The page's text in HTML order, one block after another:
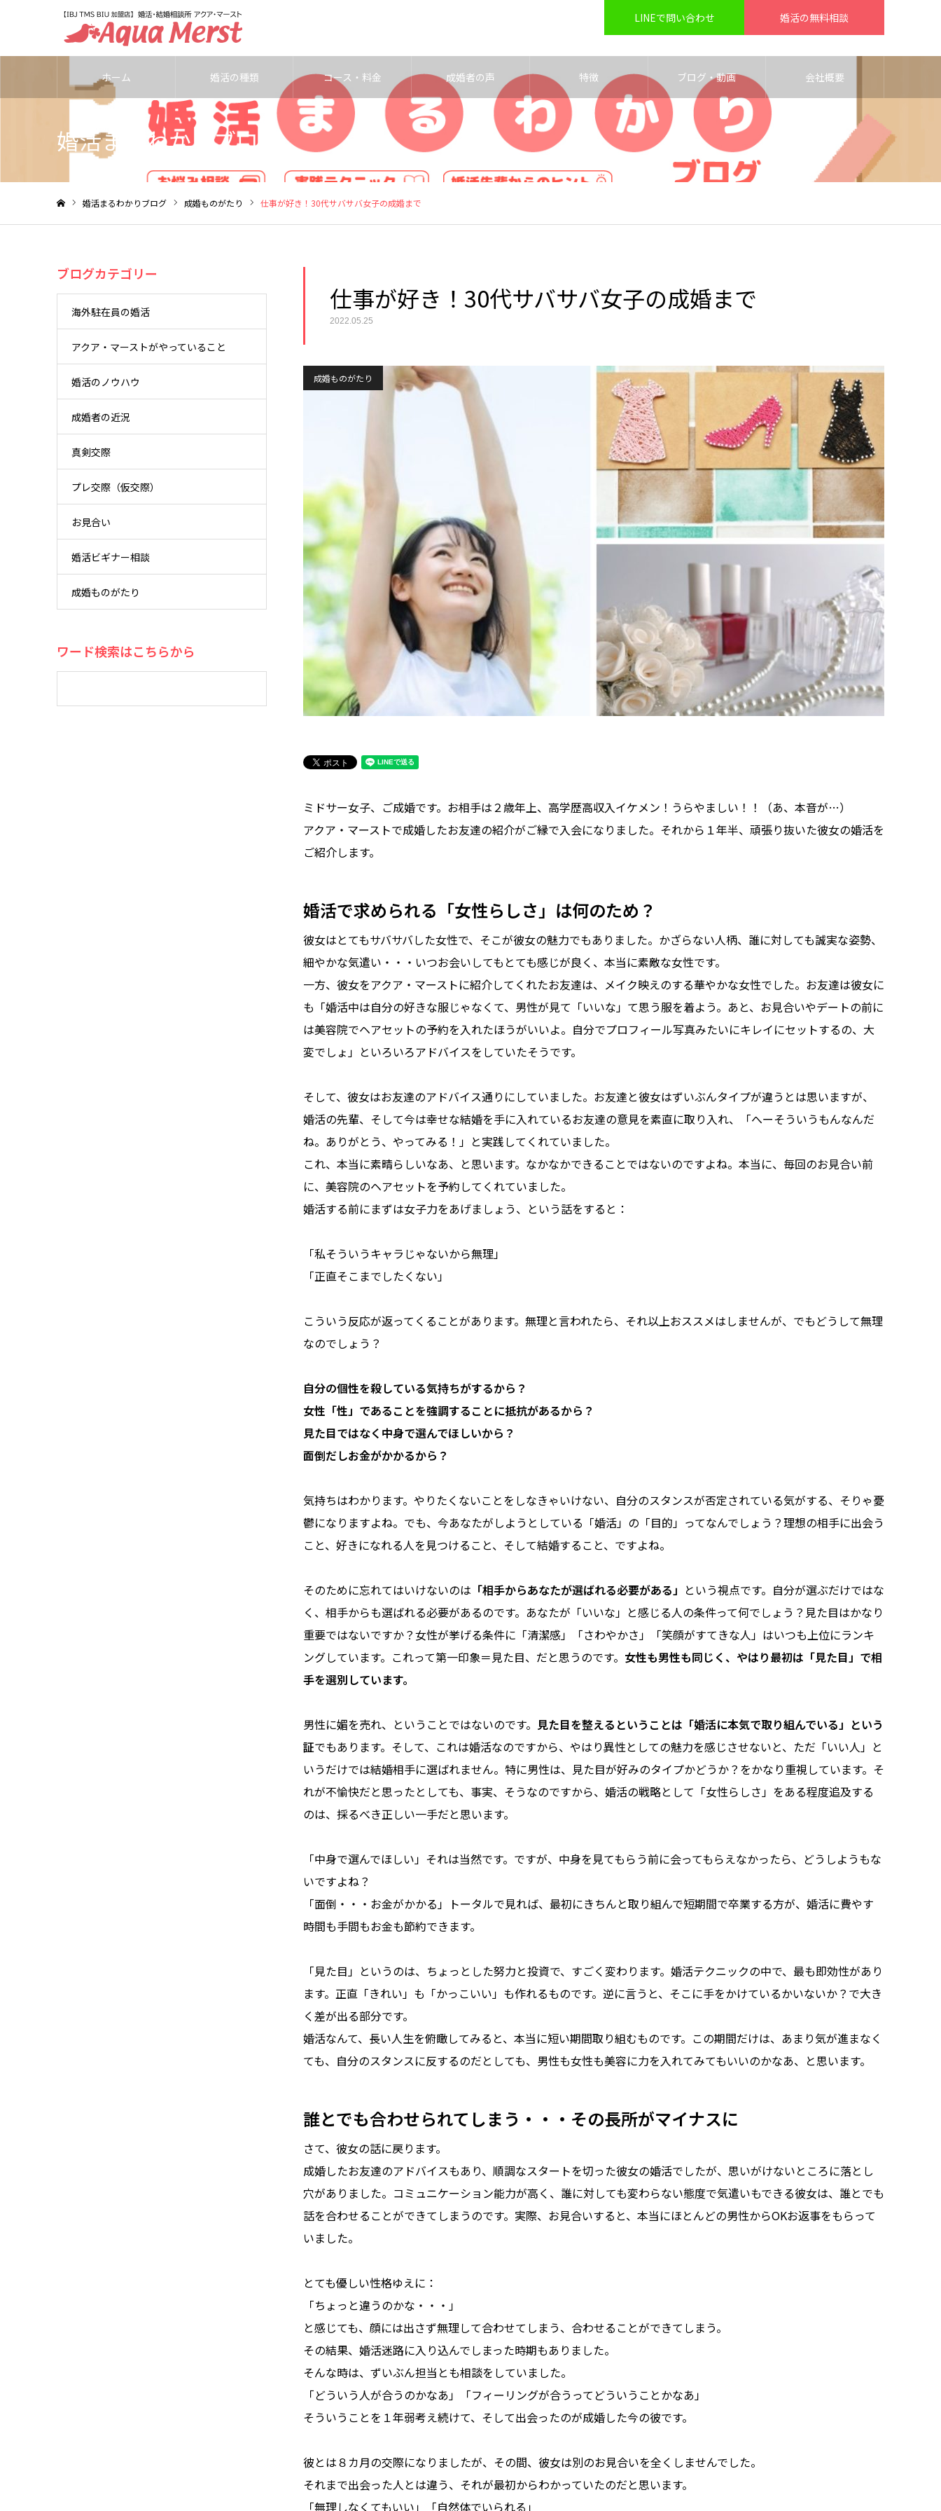
LINEで問い合わせ 婚活の無料相談
ホーム 婚活の種類 コース・料金 成婚者の声 特徴 ブログ・動画 会社概要
婚活まるわかりブログ
婚活まるわかりブログ 成婚ものがたり 仕事が好き！30代サバサバ女子の成婚まで
仕事が好き！30代サバサバ女子の成婚まで
2022.05.25
成婚ものがたり
ミドサー女子、ご成婚です。お相手は２歳年上、高学歴高収入イケメン！うらやましい！！（あ、本音が…）
アクア・マーストで成婚したお友達の紹介がご縁で入会になりました。それから１年半、頑張り抜いた彼女の婚活を
ご紹介します。
婚活で求められる「女性らしさ」は何のため？
彼女はとてもサバサバした女性で、そこが彼女の魅力でもありました。かざらない人柄、誰に対しても誠実な姿勢、
細やかな気遣い・・・いつお会いしてもとても感じが良く、本当に素敵な女性です。
一方、彼女をアクア・マーストに紹介してくれたお友達は、メイク映えのする華やかな女性でした。お友達は彼女に
も「婚活中は自分の好きな服じゃなくて、男性が見て「いいな」て思う服を着よう。あと、お見合いやデートの前に
は美容院でヘアセットの予約を入れたほうがいいよ。自分でプロフィール写真みたいにキレイにセットするの、大
変でしょ」といろいろアドバイスをしていたそうです。
そして、彼女はお友達のアドバイス通りにしていました。お友達と彼女はずいぶんタイプが違うとは思いますが、
婚活の先輩、そして今は幸せな結婚を手に入れているお友達の意見を素直に取り入れ、「へーそういうもんなんだ
ね。ありがとう、やってみる！」と実践してくれていました。
これ、本当に素晴らしいなあ、と思います。なかなかできることではないのですよね。本当に、毎回のお見合い前
に、美容院のヘアセットを予約してくれていました。
婚活する前にまずは女子力をあげましょう、という話をすると：
「私そういうキャラじゃないから無理」
「正直そこまでしたくない」
こういう反応が返ってくることがあります。無理と言われたら、それ以上おススメはしませんが、でもどうして無理
なのでしょう？
自分の個性を殺している気持ちがするから？
女性「性」であることを強調することに抵抗があるから？
見た目ではなく中身で選んでほしいから？
面倒だしお金がかかるから？
気持ちはわかります。やりたくないことをしなきゃいけない、自分のスタンスが否定されている気がする、そりゃ憂
鬱になりますよね。でも、今あなたがしようとしている「婚活」の「目的」ってなんでしょう？理想の相手に出会う
こと、好きになれる人を見つけること、そして結婚すること、ですよね。
そのために忘れてはいけないのは 「相手からあなたが選ばれる必要がある」 という視点です。自分が選ぶだけではな
く、相手からも選ばれる必要があるのです。あなたが「いいな」と感じる人の条件って何でしょう？見た目はかなり
重要ではないですか？女性が挙げる条件に「清潔感」「さわやかさ」「笑顔がすてきな人」はいつも上位にランキ
ングしています。これって第一印象＝見た目、だと思うのです。 女性も男性も同じく、やはり最初は「見た目」で相
手を選別しています。
男性に媚を売れ、ということではないのです。 見た目を整えるということは「婚活に本気で取り組んでいる」という
証でもあります。そして、これは婚活なのですから、やはり異性としての魅力を感じさせないと、ただ「いい人」と
いうだけでは結婚相手に選ばれません。特に男性は、見た目が好みのタイプかどうか？をかなり重視しています。そ
れが不愉快だと思ったとしても、事実、そうなのですから、婚活の戦略として「女性らしさ」をある程度追及する
のは、採るべき正しい一手だと思います。
「中身で選んでほしい」それは当然です。ですが、中身を見てもらう前に会ってもらえなかったら、どうしようもな
いですよね？
「面倒・・・お金がかかる」トータルで見れば、最初にきちんと取り組んで短期間で卒業する方が、婚活に費やす
時間も手間もお金も節約できます。
「見た目」というのは、ちょっとした努力と投資で、すごく変わります。婚活テクニックの中で、最も即効性があり
ます。正直「きれい」も「かっこいい」も作れるものです。逆に言うと、そこに手をかけているかいないか？で大き
く差が出る部分です。
婚活なんて、長い人生を俯瞰してみると、本当に短い期間取り組むものです。この期間だけは、あまり気が進まなく
ても、自分のスタンスに反するのだとしても、男性も女性も美容に力を入れてみてもいいのかなあ、と思います。
誰とでも合わせられてしまう・・・その長所がマイナスに
さて、彼女の話に戻ります。
成婚したお友達のアドバイスもあり、順調なスタートを切った彼女の婚活でしたが、思いがけないところに落とし
穴がありました。コミュニケーション能力が高く、誰に対しても変わらない態度で気遣いもできる彼女は、誰とでも
話を合わせることができてしまうのです。実際、お見合いすると、本当にほとんどの男性からOKお返事をもらって
いました。
とても優しい性格ゆえに：
「ちょっと違うのかな・・・」
と感じても、顔には出さず無理して合わせてしまう、合わせることができてしまう。
その結果、婚活迷路に入り込んでしまった時期もありました。
そんな時は、ずいぶん担当とも相談をしていました。
「どういう人が合うのかなあ」「フィーリングが合うってどういうことかなあ」
そういうことを１年弱考え続けて、そして出会ったのが成婚した今の彼です。
彼とは８カ月の交際になりましたが、その間、彼女は別のお見合いを全くしませんでした。
それまで出会った人とは違う、それが最初からわかっていたのだと思います。
「無理しなくてもいい」「自然体でいられる」
ブログカテゴリー
海外駐在員の婚活
アクア・マーストがやっていること
婚活のノウハウ
成婚者の近況
真剣交際
プレ交際（仮交際）
お見合い
婚活ビギナー相談
成婚ものがたり
ワード検索はこちらから